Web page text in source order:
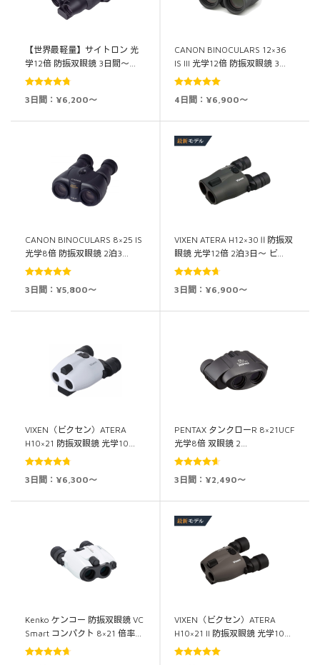
【世界最軽量】サイトロン 光
学12倍 防振双眼鏡 3日間～…
5段階中
3日間：¥6,200～
CANON BINOCULARS 12×36
IS III 光学12倍 防振双眼鏡 3…
5段階中
4日間：¥6,900～
CANON BINOCULARS 8×25 IS
光学8倍 防振双眼鏡 2泊3…
5段階中
3日間：¥5,800～
VIXEN ATERA H12×30Ⅱ防振双
眼鏡 光学12倍 2泊3日～ ビ…
5段階中
3日間：¥6,900～
VIXEN（ビクセン）ATERA
H10×21 防振双眼鏡 光学10…
5段階中
3日間：¥6,300～
PENTAX タンクローR 8×21UCF
光学8倍 双眼鏡 2…
5段階中
3日間：¥2,490～
Kenko ケンコー 防振双眼鏡 VC
Smart コンパクト 8×21 倍率…
VIXEN（ビクセン）ATERA
H10×21 II 防振双眼鏡 光学10…